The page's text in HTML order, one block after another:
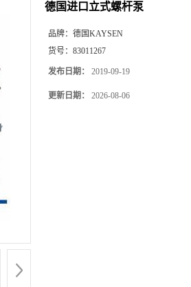
德国进口立式螺杆泵
品牌： 德国KAYSEN
货号： 83011267
发布日期： 2019-09-19
更新日期： 2026-08-06